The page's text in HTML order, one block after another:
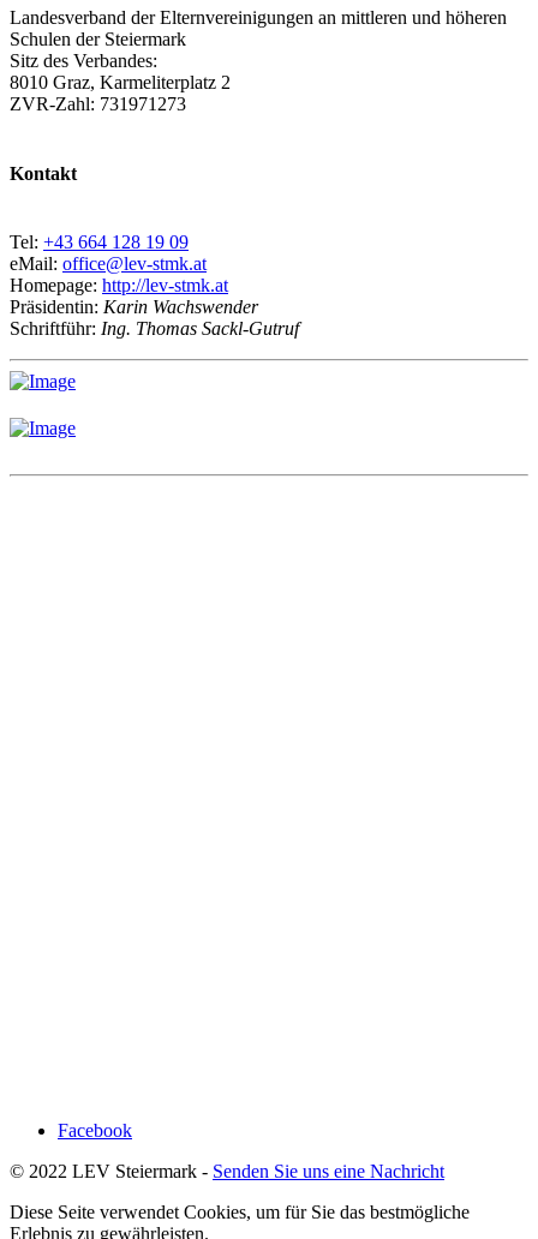
Landesverband der Elternvereinigungen an mittleren und höheren
Schulen der Steiermark
Sitz des Verbandes:
8010 Graz, Karmeliterplatz 2
ZVR-Zahl: 731971273
Kontakt
Tel: +43 664 128 19 09
eMail: office@lev-stmk.at
Homepage: http://lev-stmk.at
Präsidentin: Karin Wachswender
Schriftführ: Ing. Thomas Sackl-Gutruf
Facebook
© 2022 LEV Steiermark - Senden Sie uns eine Nachricht
Diese Seite verwendet Cookies, um für Sie das bestmögliche
Erlebnis zu gewährleisten.